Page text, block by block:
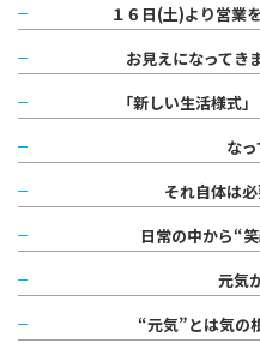
１６日(土)より営業
お見えになってき
「新しい生活様式」
なっ
それ自体は必
日常の中から“
元気
“元気”とは気の